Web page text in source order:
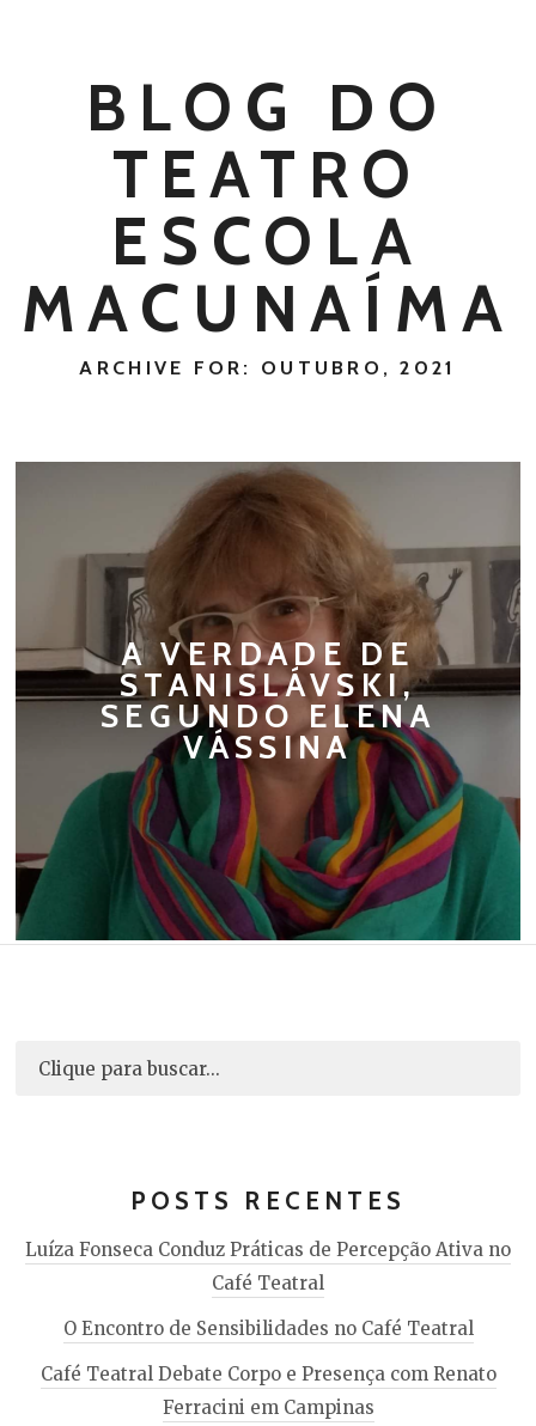
BLOG DO
TEATRO
ESCOLA
MACUNAÍMA
ARCHIVE FOR: OUTUBRO, 2021
A VERDADE DE
STANISLÁVSKI,
SEGUNDO ELENA
VÁSSINA
POSTS RECENTES
Luíza Fonseca Conduz Práticas de Percepção Ativa no
Café Teatral
O Encontro de Sensibilidades no Café Teatral
Café Teatral Debate Corpo e Presença com Renato
Ferracini em Campinas